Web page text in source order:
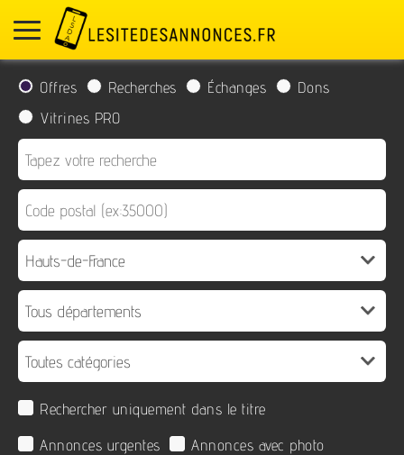
Offres Recherches Échanges
Dons
Vitrines PRO
Rechercher uniquement dans le titre
Annonces urgentes
Annonces avec photo